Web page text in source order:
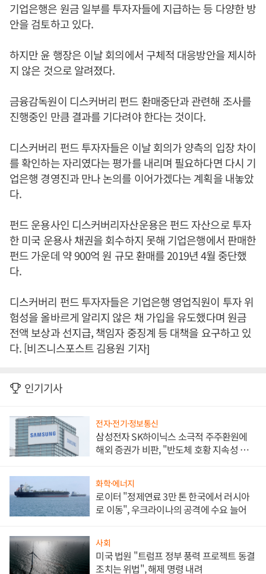
기업은행은 원금 일부를 투자자들에 지급하는 등 다양한 방
안을 검토하고 있다.
하지만 윤 행장은 이날 회의에서 구체적 대응방안을 제시하
지 않은 것으로 알려졌다.
금융감독원이 디스커버리 펀드 환매중단과 관련해 조사를
진행중인 만큼 결과를 기다려야 한다는 것이다.
디스커버리 펀드 투자자들은 이날 회의가 양측의 입장 차이
를 확인하는 자리였다는 평가를 내리며 필요하다면 다시 기
업은행 경영진과 만나 논의를 이어가겠다는 계획을 내놓았
다.
펀드 운용사인 디스커버리자산운용은 펀드 자산으로 투자
한 미국 운용사 채권을 회수하지 못해 기업은행에서 판매한
펀드 가운데 약 900억 원 규모 환매를 2019년 4월 중단했
다.
디스커버리 펀드 투자자들은 기업은행 영업직원이 투자 위
험성을 올바르게 알리지 않은 채 가입을 유도했다며 원금
전액 보상과 선지급, 책임자 중징계 등 대책을 요구하고 있
다. [비즈니스포스트 김용원 기자]
인기기사
전자·전기·정보통신
삼성전자 SK하이닉스 소극적 주주환원에
해외 증권가 비판, "반도체 호황 지속성 의
화학·에너지
로이터 "정제연료 3만 톤 한국에서 러시아
로 이동", 우크라이나의 공격에 수요 늘어
사회
미국 법원 "트럼프 정부 풍력 프로젝트 동결
조치는 위법", 해제 명령 내려